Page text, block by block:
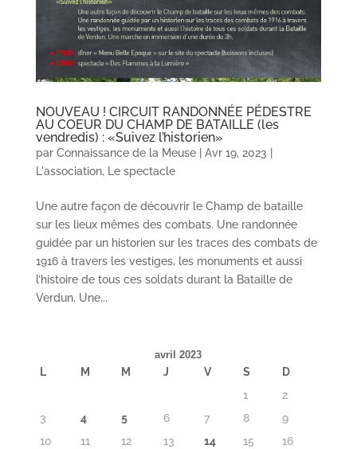
NOUVEAU ! CIRCUIT RANDONNÉE PÉDESTRE
AU COEUR DU CHAMP DE BATAILLE (les
vendredis) : «Suivez l’historien»
par Connaissance de la Meuse| Avr 19, 2023
L'association, Le spectacle
Une autre façon de découvrir le Champ de bataille
sur les lieux mêmes des combats. Une randonnée
guidée par un historien sur les traces des combats de
1916 à travers les vestiges, les monuments et aussi
l’histoire de tous ces soldats durant la Bataille de
Verdun. Une...
avril 2023
L M M J V S
D
1
2
3
4 5 6 7 8
9
10
11 12 13 14 15 16